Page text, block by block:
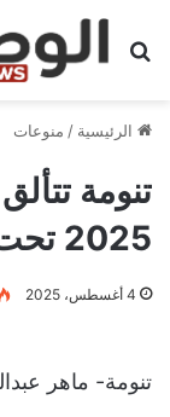
بحث عن
الرئيسية / منوعات
تنومة
2025 تحت شعار “أبرد وأقرب”
4 أغسطس، 2025
تنومة- ماهر